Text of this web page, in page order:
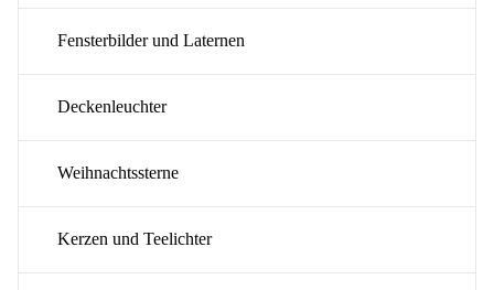
Fensterbilder und Laternen
Deckenleuchter
Weihnachtssterne
Kerzen und Teelichter